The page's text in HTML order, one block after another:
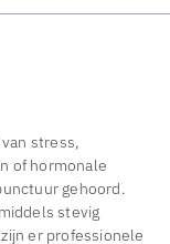
stress,
of hormonale
gehoord.
stevig
er professionele